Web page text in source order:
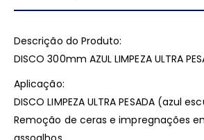
Descrição do Produto:
DISCO 300mm AZUL LIMPEZA ULTRA
Aplicação:
DISCO LIMPEZA ULTRA PESADA (azul
Remoção de ceras e impregnações